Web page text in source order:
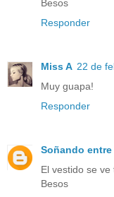
Besos
Responder
Miss A 22 de
Muy guapa!
Responder
Soñando entre
El vestido se
Besos